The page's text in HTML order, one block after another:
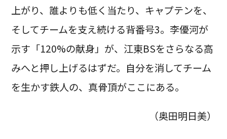
上がり、誰よりも低く当たり、キャプテンを、
そしてチームを支え続ける背番号3。李優河が
示す「120%の献身」が、江東BSをさらなる高
みへと押し上げるはずだ。自分を消してチーム
を生かす鉄人の、真骨頂がここにある。
（奥田明日美）